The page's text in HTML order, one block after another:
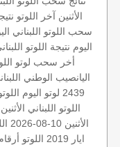
الأثنين آخر اللوتو نتيجة
سحب اللوتو اللبناني
اليوم نتيجة اللوتو
أخر سحب لوتو
اليانصيب الوطني
2439 لوتو اليوم
اللوتو اللبناني الأثنين 10-08-2026
الأثنين 10-08-2026
ايار 2019
اللوتو